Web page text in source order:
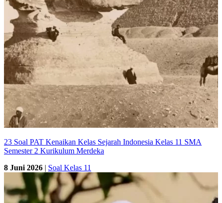
23 Soal PAT Kenaikan Kelas Sejarah Indonesia Kelas 11 SMA
Semester 2 Kurikulum Merdeka
8 Juni 2026 | Soal Kelas 11